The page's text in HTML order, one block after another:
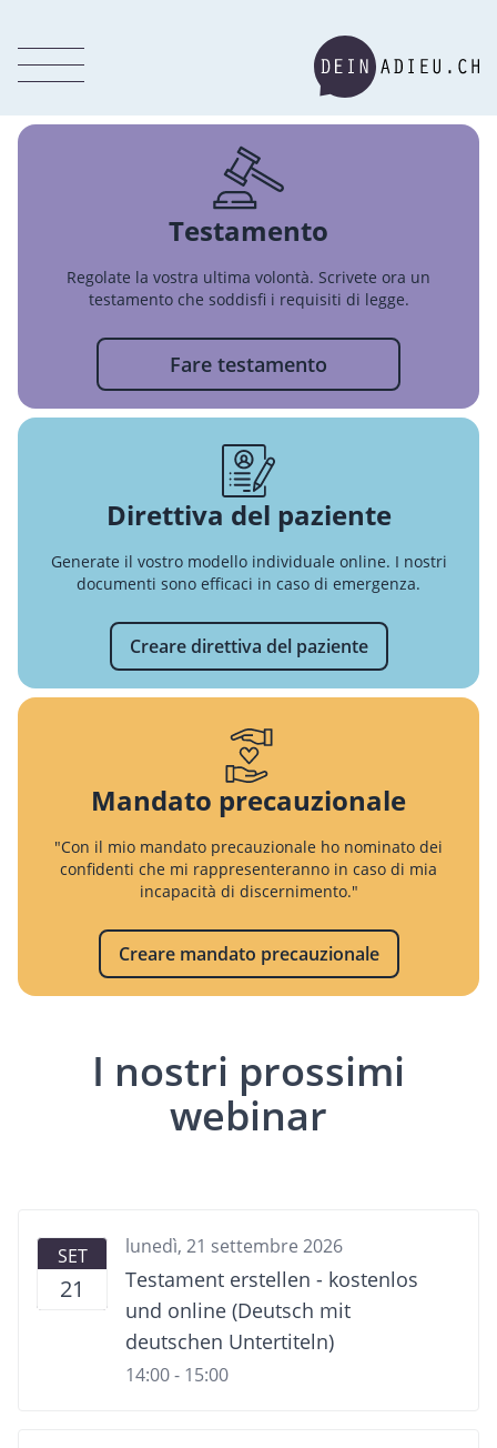
Testamento
Regolate la vostra ultima volontà. Scrivete ora un
testamento che soddisfi i requisiti di legge.
Fare testamento
Direttiva del paziente
Generate il vostro modello individuale online. I nostri
documenti sono efficaci in caso di emergenza.
Creare direttiva del paziente
Mandato precauzionale
"Con il mio mandato precauzionale ho nominato dei
confidenti che mi rappresenteranno in caso di mia
incapacità di discernimento."
Creare mandato precauzionale
I nostri prossimi
webinar
SET
21
lunedì, 21 settembre 2026
Testament erstellen - kostenlos
und online (Deutsch mit
deutschen Untertiteln)
14:00 - 15:00